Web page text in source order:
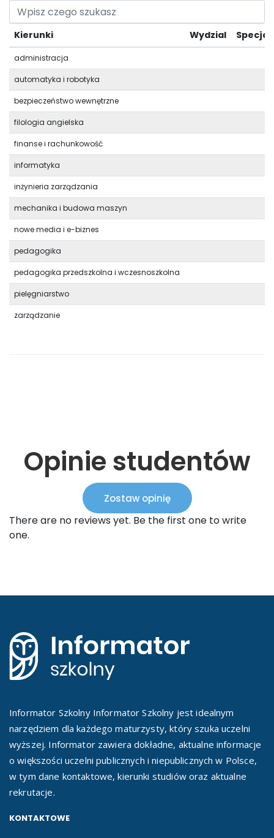
Kierunki Wydzial
administracja
automatyka i robotyka
bezpieczeństwo wewnętrzne
filologia angielska
finanse i rachunkowość
informatyka
inżynieria zarządzania
mechanika i budowa maszyn
nowe media i e-biznes
pedagogika
pedagogika przedszkolna i wczesnoszkolna
pielęgniarstwo
zarządzanie
Opinie studentów
Zostaw opinię
There are no reviews yet. Be the first one to write
one.
Informator Szkolny Informator Szkolny jest idealnym
narzędziem dla każdego maturzysty, który szuka uczelni
wyższej. Informator zawiera dokładne, aktualne informacje
o większości uczelni publicznych i niepublicznych w Polsce,
w tym dane kontaktowe, kierunki studiów oraz aktualne
rekrutacje.
KONTAKTOWE